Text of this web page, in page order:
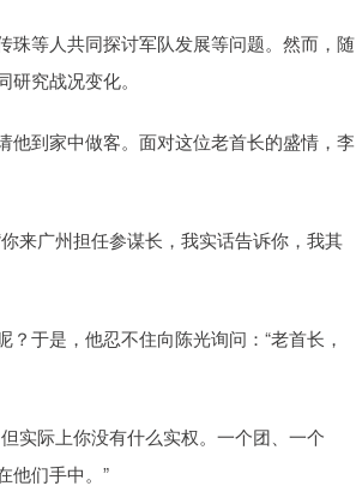
珠等人共同探讨军队发展等问题。然而，随
究战况变化。
他到家中做客。面对这位老首长的盛情，李
来广州担任参谋长，我实话告诉你，我其
于是，他忍不住向陈光询问：“老首长，
实际上你没有什么实权。一个团、一个
他们手中。”